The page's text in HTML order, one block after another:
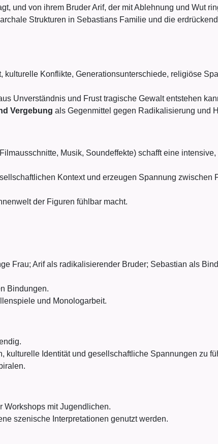
und von ihrem Bruder Arif, der mit Ablehnung und Wut
Strukturen in Sebastians Familie und die
Konflikte, Generationsunterschiede, religiöse
Unverständnis und Frust tragische Gewalt entstehen
Vergebung als Gegenmittel gegen Radikalisierung und
Musik, Soundeffekte) schafft eine intensive,
Kontext und erzeugen Spannung zwischen
der Figuren fühlbar macht.
Frau; Arif als radikalisierender Bruder; Sebastian als
Bindungen.
und Monologarbeit.
kulturelle Identität und gesellschaftliche Spannungen zu
Workshops mit Jugendlichen.
szenische Interpretationen genutzt werden.